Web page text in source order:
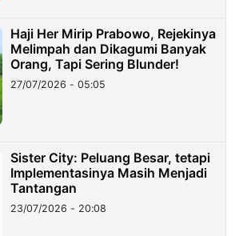
Haji Her Mirip Prabowo, Rejekinya
Melimpah dan Dikagumi Banyak
Orang, Tapi Sering Blunder!
27/07/2026 - 05:05
Sister City: Peluang Besar, tetapi
Implementasinya Masih Menjadi
Tantangan
23/07/2026 - 20:08